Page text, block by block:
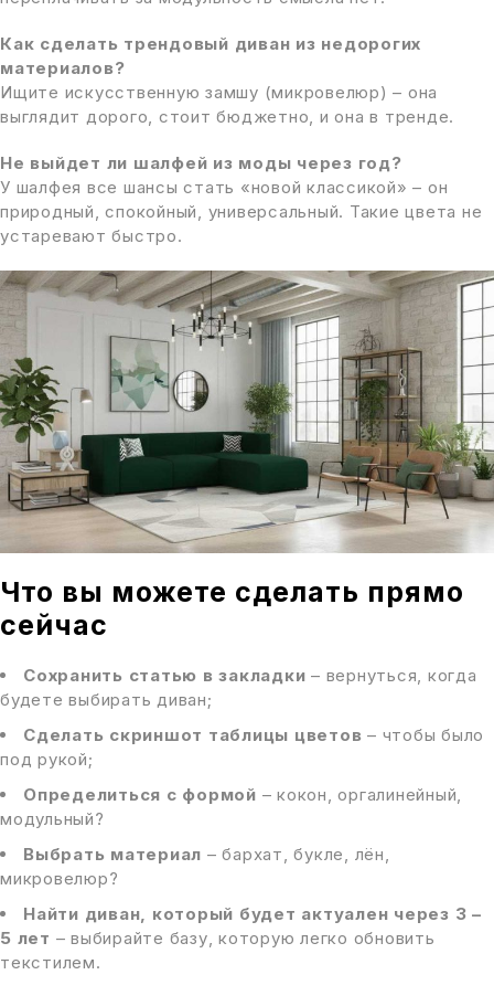
Как сделать трендовый диван из недорогих
материалов?
Ищите искусственную замшу (микровелюр) – она
выглядит дорого, стоит бюджетно, и она в тренде.
Не выйдет ли шалфей из моды через год?
У шалфея все шансы стать «новой классикой» – он
природный, спокойный, универсальный. Такие цвета не
устаревают быстро.
Что вы можете сделать прямо
сейчас
Сохранить статью в закладки – вернуться, когда
будете выбирать диван;
Сделать скриншот таблицы цветов – чтобы было
под рукой;
Определиться с формой – кокон, оргалинейный,
модульный?
Выбрать материал – бархат, букле, лён,
микровелюр?
Найти диван, который будет актуален через 3 –
5 лет – выбирайте базу, которую легко обновить
текстилем.